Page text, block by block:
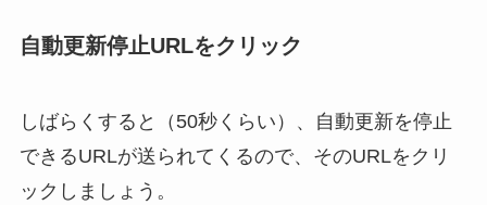
自動更新停止URLをクリック
しばらくすると（50秒くらい）、自動更新を停止
できるURLが送られてくるので、そのURLをクリ
ックしましょう。